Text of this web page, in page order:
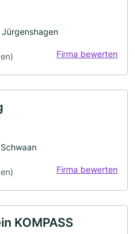
Firma bewerten
Firma bewerten
KOMPASS